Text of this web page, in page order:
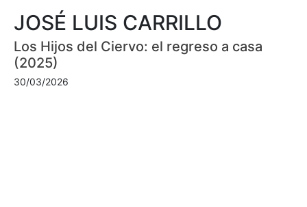
JOSÉ LUIS CARRILLO
Los Hijos del Ciervo: el regreso a casa
(2025)
30/03/2026